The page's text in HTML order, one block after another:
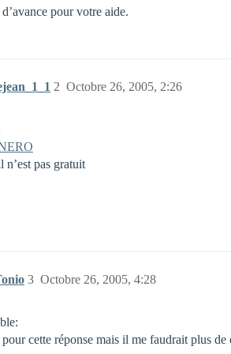
pour votre aide.
Octobre 26, 2005, 2:26
2
n’est pas gratuit
Octobre 26, 2005, 4:28
3
cette réponse mais il me faudrait plus de